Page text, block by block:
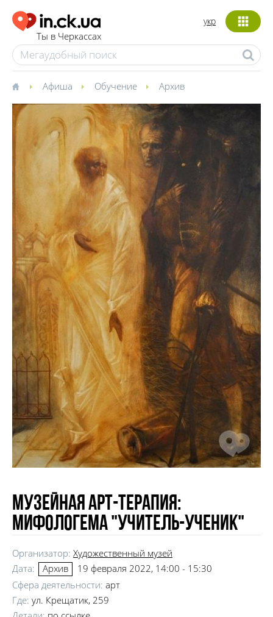
Ты в Черкассах
укр
Афиша Обучение Архив
Музейная арт-терапия:
Мифологема "Учитель-Ученик"
Организатор: Художественный музей
Дата:
Архив
19 февраля 2022, 14:00 - 15:30
Сфера деятельности: арт
Где: ул. Крещатик, 259